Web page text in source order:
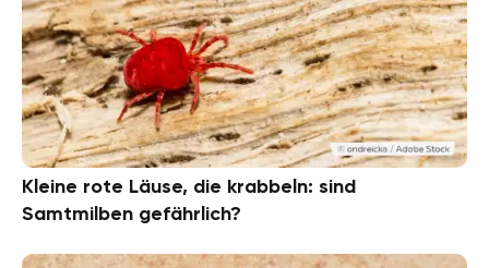
Kleine rote Läuse, die krabbeln: sind
Samtmilben gefährlich?